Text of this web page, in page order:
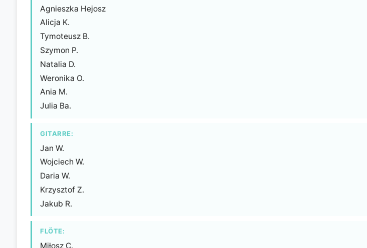
Agnieszka Hejosz
Alicja K.
Tymoteusz B.
Szymon P.
Natalia D.
Weronika O.
Ania M.
Julia Ba.
GITARRE:
Jan W.
Wojciech W.
Daria W.
Krzysztof Z.
Jakub R.
FLÖTE:
Miłosz C.